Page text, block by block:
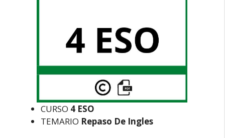
CURSO 4 ESO
TEMARIO Repaso De Ingles